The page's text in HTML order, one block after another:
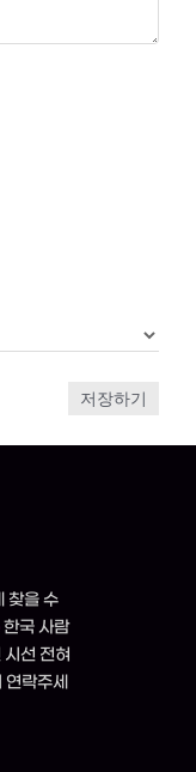
저장하기
찾을 수
한국 사람
선 전혀
락주세